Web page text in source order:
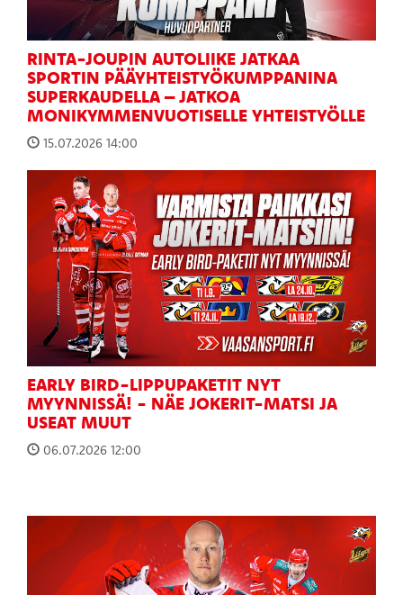
RINTA-JOUPIN AUTOLIIKE JATKAA
SPORTIN PÄÄYHTEISTYÖKUMPPANINA
SUPERKAUDELLA – JATKOA
MONIKYMMENVUOTISELLE YHTEISTYÖLLE
15.07.2026 14:00
EARLY BIRD-LIPPUPAKETIT NYT
MYYNNISSÄ! - NÄE JOKERIT-MATSI JA
USEAT MUUT
06.07.2026 12:00